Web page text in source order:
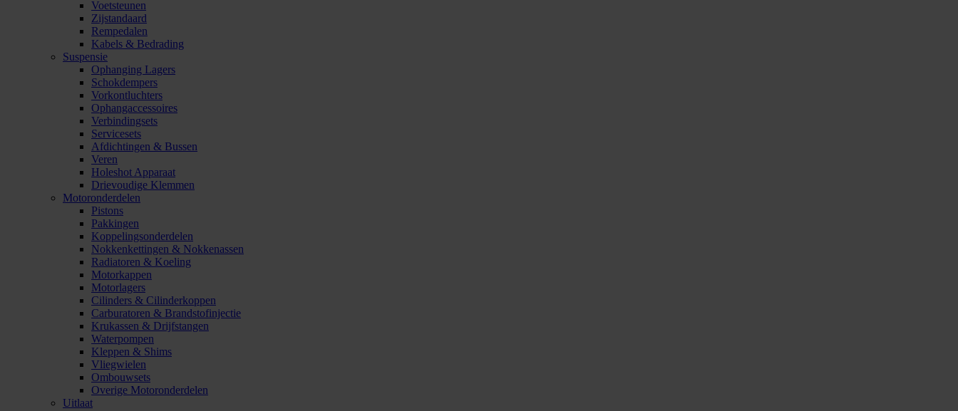
Voetsteunen
Zijstandaard
Rempedalen
Kabels & Bedrading
Suspensie
Ophanging Lagers
Schokdempers
Vorkontluchters
Ophangaccessoires
Verbindingsets
Servicesets
Afdichtingen & Bussen
Veren
Holeshot Apparaat
Drievoudige Klemmen
Motoronderdelen
Pistons
Pakkingen
Koppelingsonderdelen
Nokkenkettingen & Nokkenassen
Radiatoren & Koeling
Motorkappen
Motorlagers
Cilinders & Cilinderkoppen
Carburatoren & Brandstofinjectie
Krukassen & Drijfstangen
Waterpompen
Kleppen & Shims
Vliegwielen
Ombouwsets
Overige Motoronderdelen
Uitlaat